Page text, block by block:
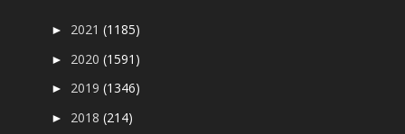
► 2021(1185)
► 2020(1591)
► 2019(1346)
► 2018(214)